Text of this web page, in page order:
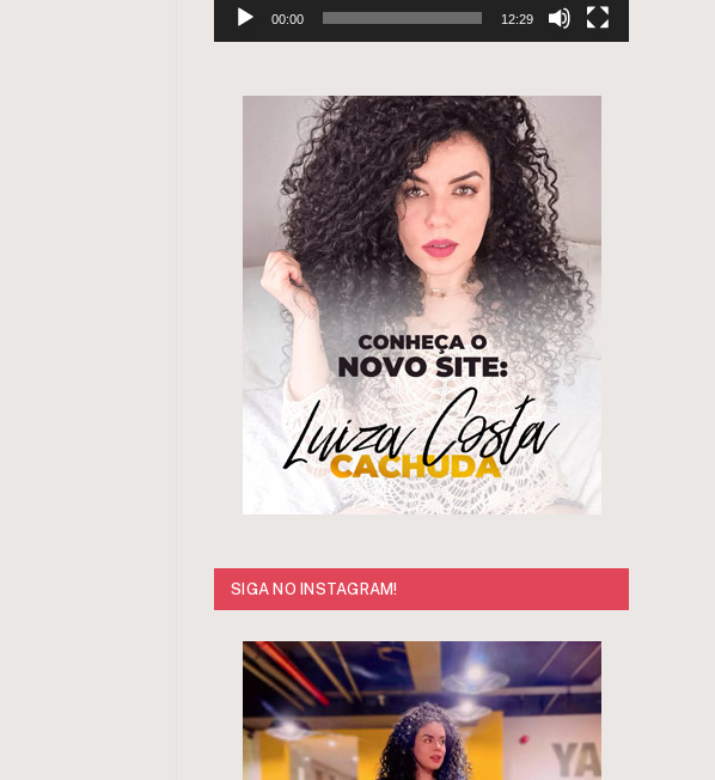
00:00 12:29
SIGA NO INSTAGRAM!